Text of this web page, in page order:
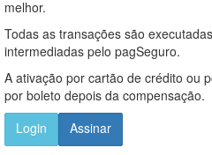
melhor.
Todas as transações são
intermediadas pelo pagSeguro.
A ativação por cartão de crédito ou
por boleto depois da compensação.
Login
Assinar